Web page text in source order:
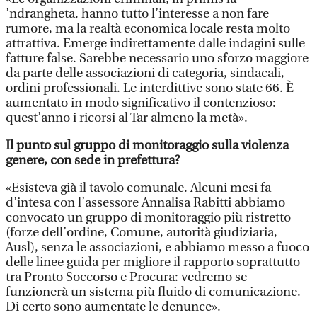
’ndrangheta, hanno tutto l’interesse a non fare
rumore, ma la realtà economica locale resta molto
attrattiva. Emerge indirettamente dalle indagini sulle
fatture false. Sarebbe necessario uno sforzo maggiore
da parte delle associazioni di categoria, sindacali,
ordini professionali. Le interdittive sono state 66. È
aumentato in modo significativo il contenzioso:
quest’anno i ricorsi al Tar almeno la metà».
Il punto sul gruppo di monitoraggio sulla violenza
genere, con sede in prefettura?
«Esisteva già il tavolo comunale. Alcuni mesi fa
d’intesa con l’assessore Annalisa Rabitti abbiamo
convocato un gruppo di monitoraggio più ristretto
(forze dell’ordine, Comune, autorità giudiziaria,
Ausl), senza le associazioni, e abbiamo messo a fuoco
delle linee guida per migliore il rapporto soprattutto
tra Pronto Soccorso e Procura: vedremo se
funzionerà un sistema più fluido di comunicazione.
Di certo sono aumentate le denunce».